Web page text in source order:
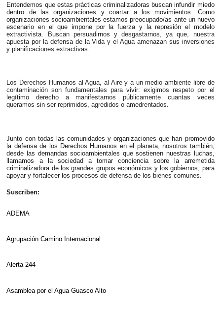
Entendemos que estas prácticas criminalizadoras buscan infundir miedo
dentro de las organizaciones y coartar a los movimientos. Como
organizaciones socioambientales estamos preocupado/as ante un nuevo
escenario en el que impone por la fuerza y la represión el modelo
extractivista.
Buscan persuadirnos y desgastarnos, ya que, nuestra
apuesta por la defensa de la Vida y el Agua amenazan sus inversiones
y planificaciones extractivas.
Los Derechos Humanos al Agua, al Aire y a un medio ambiente libre de
contaminación son fundamentales para vivir: exigimos respeto por el
legítimo derecho a manifestarnos públicamente cuantas veces
queramos sin ser reprimidos, agredidos o amedrentados.
Junto con todas las comunidades y organizaciones que han promovido
la defensa de los Derechos Humanos en el planeta, nosotros también,
desde las demandas socioambientales que sostienen nuestras luchas,
llamamos a la sociedad a tomar conciencia sobre la arremetida
criminalizadora de los grandes grupos económicos y los gobiernos, para
apoyar y fortalecer los procesos de defensa de los bienes comunes.
Suscriben:
ADEMA
Agrupación Camino Internacional
Alerta 244
Asamblea por el Agua Guasco Alto